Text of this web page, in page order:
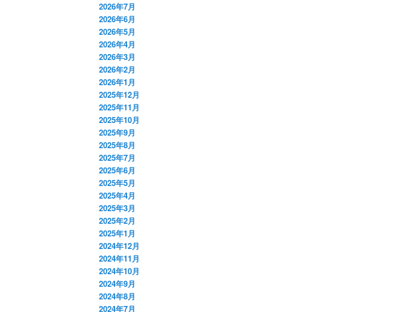
2026年7月
2026年6月
2026年5月
2026年4月
2026年3月
2026年2月
2026年1月
2025年12月
2025年11月
2025年10月
2025年9月
2025年8月
2025年7月
2025年6月
2025年5月
2025年4月
2025年3月
2025年2月
2025年1月
2024年12月
2024年11月
2024年10月
2024年9月
2024年8月
2024年7月